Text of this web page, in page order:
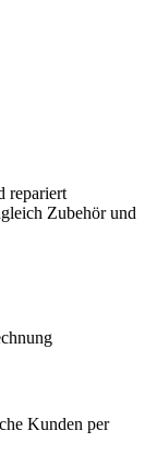
repariert
Zubehör und
Kunden per